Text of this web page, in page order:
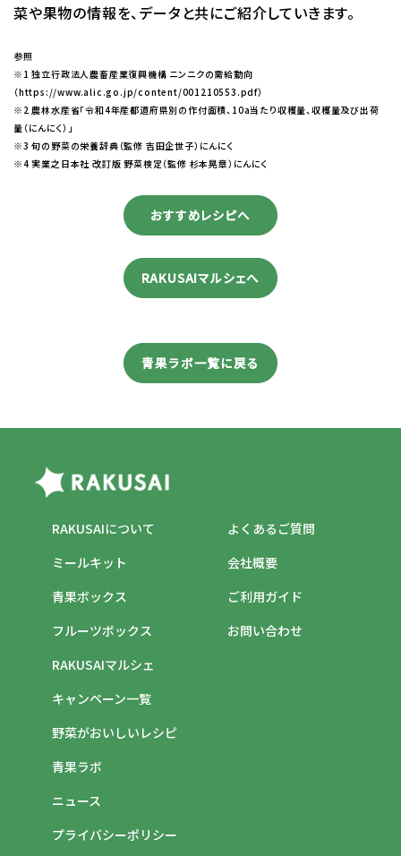
菜や果物の情報を、データと共にご紹介していきます。
参照
※1 独立行政法人農畜産業復興機構 ニンニクの需給動向
（https://www.alic.go.jp/content/001210553.pdf）
※2 農林水産省「令和4年産都道府県別の作付面積、10a当たり収穫量、収穫量及び出荷
量（にんにく）」
※3 旬の野菜の栄養辞典（監修 吉田企世子）にんにく
※4 実業之日本社 改訂版 野菜検定（監修 杉本晃章）にんにく
おすすめレシピへ
RAKUSAIマルシェへ
青果ラボ一覧に戻る
RAKUSAIについて
ミールキット
青果ボックス
フルーツボックス
RAKUSAIマルシェ
キャンペーン一覧
野菜がおいしいレシピ
青果ラボ
ニュース
プライバシーポリシー
よくあるご質問
ご利用ガイド
会社概要
お問い合わせ